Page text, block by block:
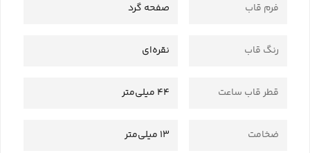
فرم قاب صفحه گرد
رنگ قاب نقره‌ای
قطر قاب ساعت 44 میلی‌متر
ضخامت 13 میلی‌متر